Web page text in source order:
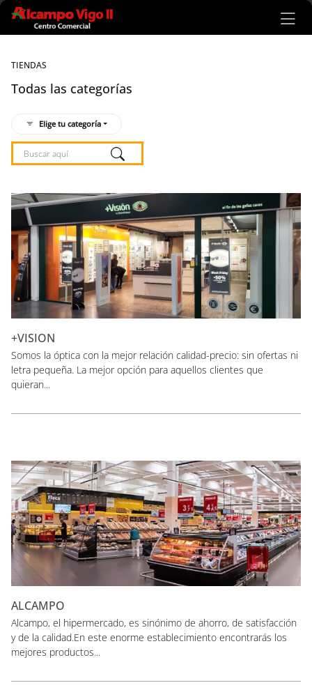
Ir al contenido principal
TIENDAS
Todas las categorías
Elige tu categoría
Listado de locales
+VISION
Somos la óptica con la mejor relación calidad-precio: sin ofertas ni
letra pequeña. La mejor opción para aquellos clientes que
quieran...
ALCAMPO
Alcampo, el hipermercado, es sinónimo de ahorro, de satisfacción
y de la calidad.En este enorme establecimiento encontrarás los
mejores productos...